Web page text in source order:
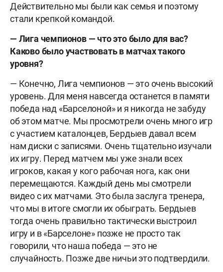
Действительно мы были как семья и поэтому
стали крепкой командой.
— Лига чемпионов — что это было для вас?
Каково было участвовать в матчах такого
уровня?
— Конечно, Лига чемпионов — это очень высокий
уровень. Для меня навсегда останется в памяти
победа над «Барселоной» и я никогда не забуду
об этом матче. Мы просмотрели очень много игр
с участием каталонцев, Бердыев давал всем
нам диски с записями. Очень тщательно изучали
их игру. Перед матчем мы уже знали всех
игроков, какая у кого рабочая нога, как они
перемещаются. Каждый день мы смотрели
видео с их матчами. Это была заслуга тренера,
что мы в итоге смогли их обыграть. Бердыев
тогда очень правильно тактически выстроил
игру и в «Барселоне» позже не просто так
говорили, что наша победа — это не
случайность. Позже две ничьи это подтвердили.